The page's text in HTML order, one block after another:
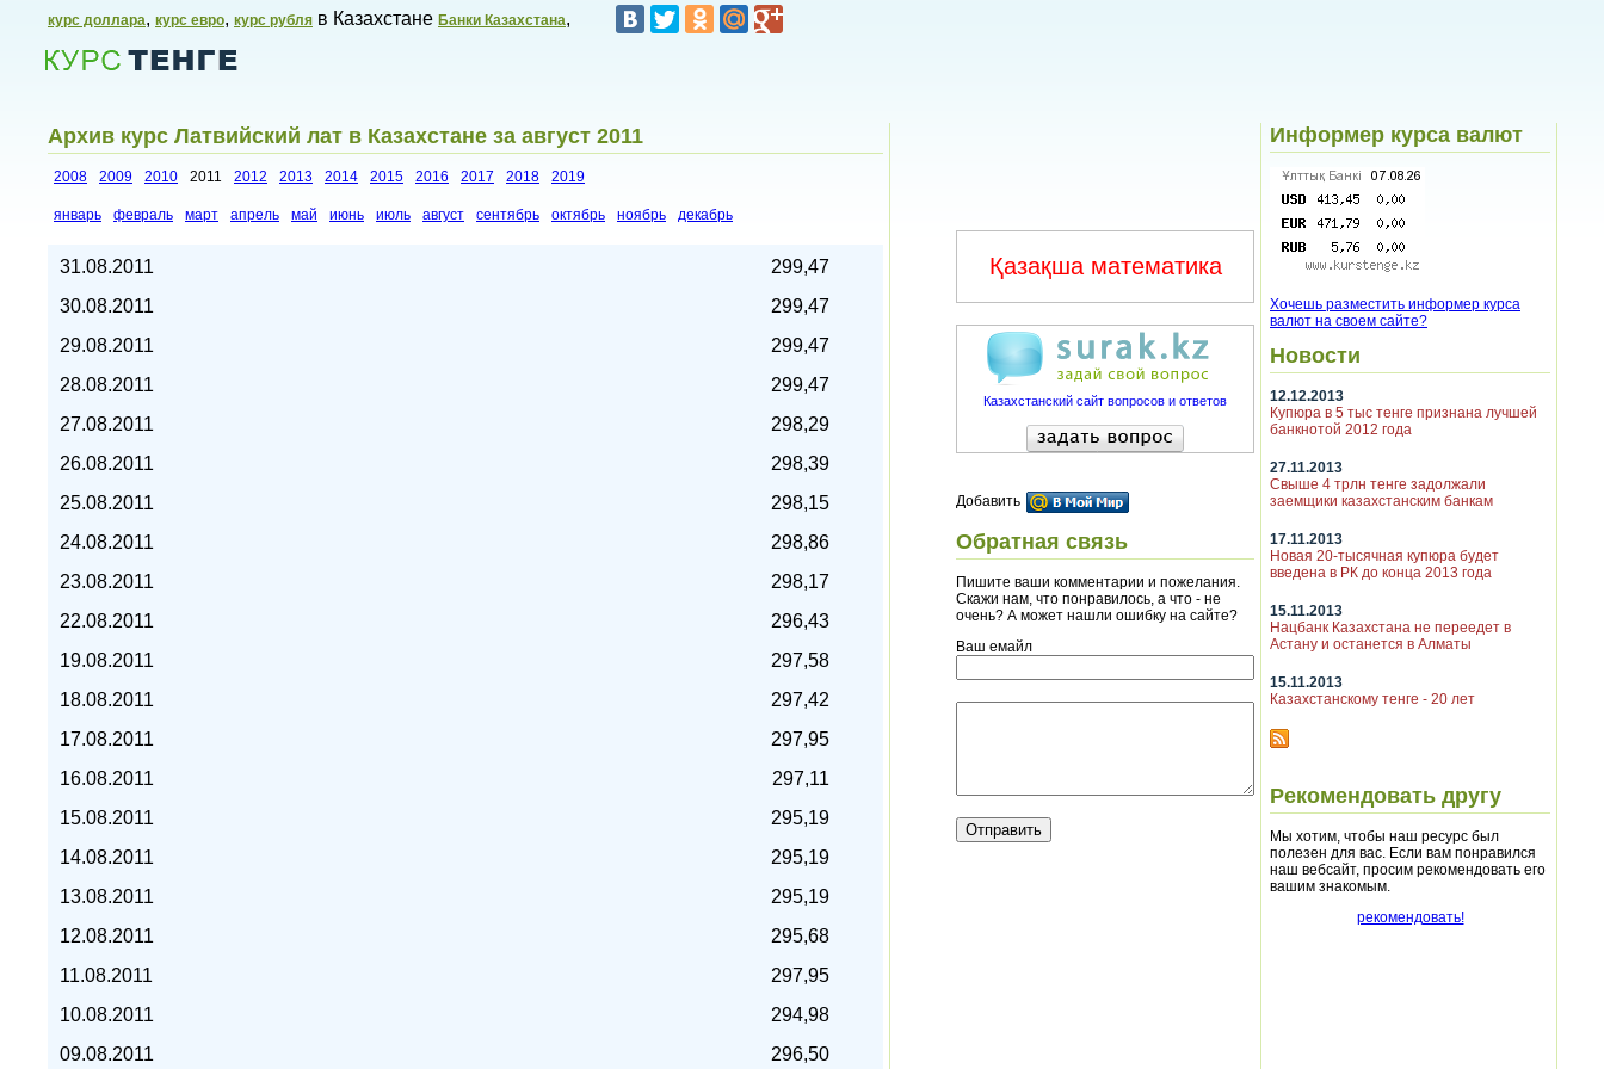
курс доллара, курс евро, курс рубля в Казахстане Банки Казахстана,
Курсы валют в Казахстане,
Архив курс Латвийский лат в Казахстане за август 2011
2008 2009 2010 2011 2012 2013 2014 2015 2016 2017 2018 2019
январь февраль март апрель май июнь июль август сентябрь октябрь ноябрь декабрь
31.08.2011
299,47
30.08.2011
299,47
29.08.2011
299,47
28.08.2011
299,47
27.08.2011
298,29
26.08.2011
298,39
25.08.2011
298,15
24.08.2011
298,86
23.08.2011
298,17
22.08.2011
296,43
19.08.2011
297,58
18.08.2011
297,42
17.08.2011
297,95
16.08.2011
297,11
15.08.2011
295,19
14.08.2011
295,19
13.08.2011
295,19
12.08.2011
295,68
11.08.2011
297,95
10.08.2011
294,98
09.08.2011
296,50
Қазақша математика
Казахстанский сайт вопросов и ответов
Добавить
Обратная связь
Пишите ваши комментарии и пожелания.
Скажи нам, что понравилось, а что - не
очень? А может нашли ошибку на сайте?
Ваш емайл
Информер курса валют
Хочешь разместить информер курса
валют на своем сайте?
Новости
12.12.2013
Купюра в 5 тыс тенге признана лучшей
банкнотой 2012 года
27.11.2013
Свыше 4 трлн тенге задолжали
заемщики казахстанским банкам
17.11.2013
Новая 20-тысячная купюра будет
введена в РК до конца 2013 года
15.11.2013
Нацбанк Казахстана не переедет в
Астану и останется в Алматы
15.11.2013
Казахстанскому тенге - 20 лет
Рекомендовать другу
Мы хотим, чтобы наш ресурс был
полезен для вас. Если вам понравился
наш вебсайт, просим рекомендовать его
вашим знакомым.
рекомендовать!